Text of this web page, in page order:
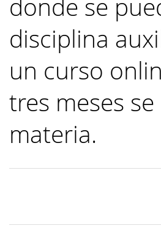
donde se
disciplina
un curso
tres meses
materia.